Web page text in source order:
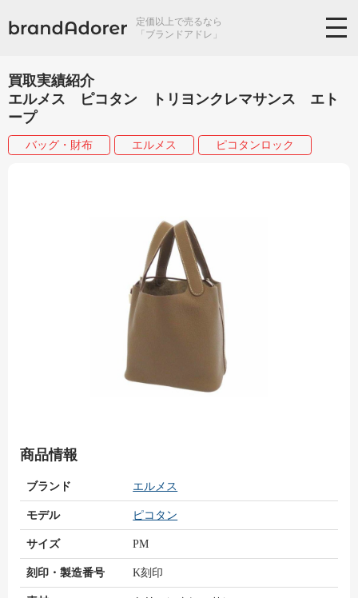
定価以上で売るなら
「ブランドアドレ」
買取実績紹介
エルメス ピコタン トリヨンクレマサンス エト
ープ
バッグ・財布 エルメス ピコタンロック
商品情報
ブランド エルメス
モデル ピコタン
サイズ PM
刻印・製造番号 K刻印